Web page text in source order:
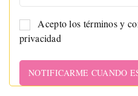
Acepto los términos y
privacidad
NOTIFICARME CUANDO